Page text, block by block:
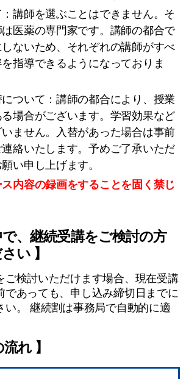
講師を選ぶことはできません。そ
医薬の専門家です。講師の都合で
ないため、それぞれの講師がすべ
指導できるようになっておりま
ついて：講師の都合により、授業
場合がございます。学習効果など
ません。入替があった場合は事前
絡いたします。予めご了承いただ
い申し上げます。
内容の録画をすることを固く禁じ
で、継続受講をご検討の方
い 】
ご検討いただけます場合、現在受講
であっても、申し込み締切日までに
い。 継続割は事務局で自動的に適
れ 】